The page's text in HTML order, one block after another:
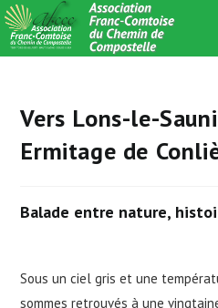
Skip
to
content
Vers Lons-le-
Ermitage de
Balade entre nature,
Sous un ciel gris et une
sommes retrouvés à une